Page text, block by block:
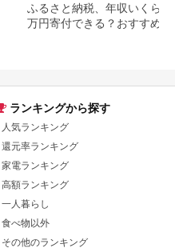
ふるさと納税、年収いくらで
万円寄付できる？おすすめ返
ランキングから探す
人気ランキング
還元率ランキング
家電ランキング
高額ランキング
一人暮らし
食べ物以外
その他のランキング